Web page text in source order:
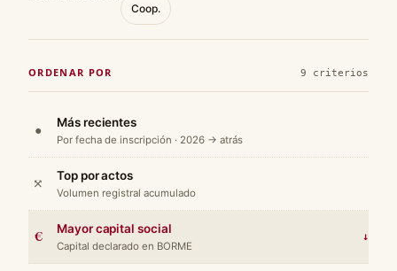
Coop.
ORDENAR POR 9 criterios
● Más recientes
Por fecha de inscripción · 2026 → atrás
⤧ Top por actos
Volumen registral acumulado
€ Mayor capital social
Capital declarado en BORME
↓